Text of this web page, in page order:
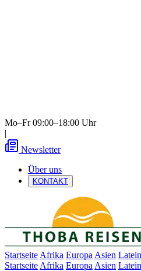
Mo–Fr 09:00–18:00 Uhr
|
Newsletter
Über uns
KONTAKT
Startseite Afrika Europa Asien
Startseite Afrika Europa Asien